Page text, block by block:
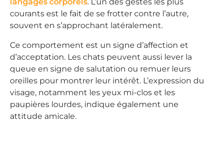
courants est le fait de se frotter contre l’autre,
souvent en s’approchant latéralement.
Ce comportement est un signe d’affection et
d’acceptation. Les chats peuvent aussi lever la
queue en signe de salutation ou remuer leurs
oreilles pour montrer leur intérêt. L’expression du
visage, notamment les yeux mi-clos et les
paupières lourdes, indique également une
attitude amicale.